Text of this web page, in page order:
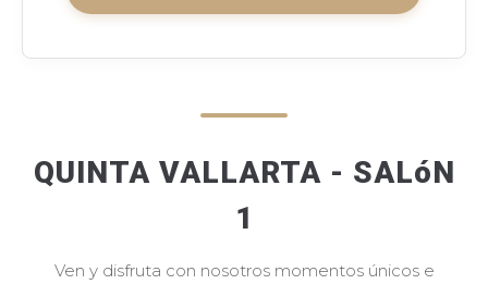
QUINTA VALLARTA - SALóN
1
Ven y disfruta con nosotros momentos únicos e